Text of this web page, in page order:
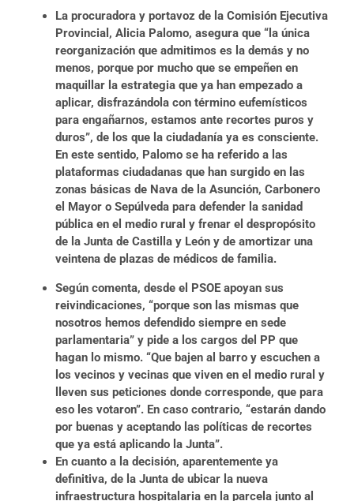
La procuradora y portavoz de la Comisión Ejecutiva
Provincial, Alicia Palomo, asegura que “la única
reorganización que admitimos es la demás y no
menos, porque por mucho que se empeñen en
maquillar la estrategia que ya han empezado a
aplicar, disfrazándola con término eufemísticos
para engañarnos, estamos ante recortes puros y
duros”, de los que la ciudadanía ya es consciente.
En este sentido, Palomo se ha referido a las
plataformas ciudadanas que han surgido en las
zonas básicas de Nava de la Asunción, Carbonero
el Mayor o Sepúlveda para defender la sanidad
pública en el medio rural y frenar el despropósito
de la Junta de Castilla y León y de amortizar una
veintena de plazas de médicos de familia.
Según comenta, desde el PSOE apoyan sus
reivindicaciones, “porque son las mismas que
nosotros hemos defendido siempre en sede
parlamentaria” y pide a los cargos del PP que
hagan lo mismo. “Que bajen al barro y escuchen a
los vecinos y vecinas que viven en el medio rural y
lleven sus peticiones donde corresponde, que para
eso les votaron”. En caso contrario, “estarán dando
por buenas y aceptando las políticas de recortes
que ya está aplicando la Junta”.
En cuanto a la decisión, aparentemente ya
definitiva, de la Junta de ubicar la nueva
infraestructura hospitalaria en la parcela junto al